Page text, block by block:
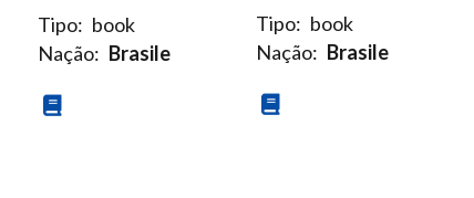
Tipo: book
Nação: Brasile
Tipo: book
Nação: Brasile